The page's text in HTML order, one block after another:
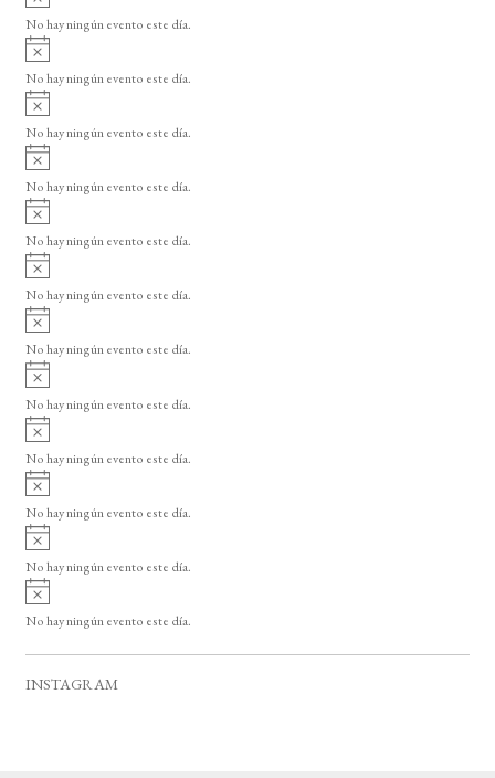
o
v
i
o
No hay ningún evento este día.
A
v
i
o
No hay ningún evento este día.
A
v
i
o
No hay ningún evento este día.
A
v
i
o
No hay ningún evento este día.
A
v
i
o
No hay ningún evento este día.
A
v
i
o
No hay ningún evento este día.
A
v
i
o
No hay ningún evento este día.
A
v
i
o
No hay ningún evento este día.
A
v
i
o
No hay ningún evento este día.
A
v
i
o
No hay ningún evento este día.
A
v
i
o
No hay ningún evento este día.
A
v
i
No hay ningún evento este día.
INSTAGRAM